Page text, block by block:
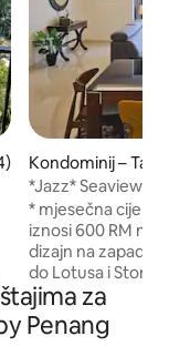
4,95/5,
Kondominij –
g
*Jazz* Seaview
敌海景
* mjesečna cijena
iznosi 600 RM
dizajn na zapadu
do Lotusa i Stony
Brza Wi-Fi veza * 5 minuta do Gurneya,
10 minuta do
Gleneaglesa * veličanstven pogled NA
za
Penang